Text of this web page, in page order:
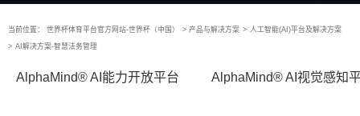
当前位置： 世界杯体育平台官方网站-世界杯（中国） > 产品与解决方案 > 人工智能(AI)平台及解决方案
> AI解决方案-智慧法务管理
AlphaMind® AI能力开放平台 AlphaMind® AI视觉感知